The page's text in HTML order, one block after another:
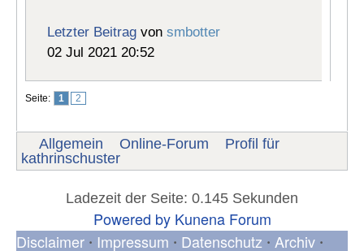
Letzter Beitrag vonsmbotter
02 Jul 2021 20:52
Seite: 1 2
Allgemein Online-Forum
Profil für
kathrinschuster
Ladezeit der Seite: 0.145 Sekunden
Powered by Kunena Forum
Disclaimer • Impressum • Datenschutz • Archiv •